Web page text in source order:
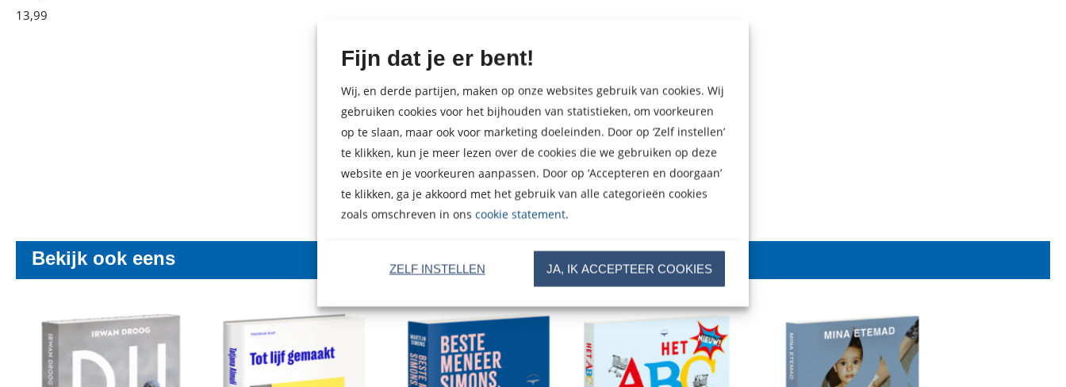
Fijn dat je er bent!
Wij, en derde partijen, maken op onze websites gebruik van cookies. Wij
gebruiken cookies voor het bijhouden van statistieken, om voorkeuren
op te slaan, maar ook voor marketing doeleinden. Door op ‘Zelf instellen’
te klikken, kun je meer lezen over de cookies die we gebruiken op deze
website en je voorkeuren aanpassen. Door op ‘Accepteren en doorgaan’
te klikken, ga je akkoord met het gebruik van alle categorieën cookies
zoals omschreven in ons cookie statement.
JA, IK ACCEPTEER COOKIES
ZELF INSTELLEN
Brad
13,99
Bekijk ook eens